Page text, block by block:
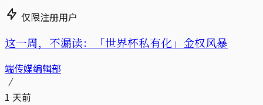
仅限注册用户
这一周，不漏读：「世界杯私有化」金权风暴
端传媒编辑部
1 天前